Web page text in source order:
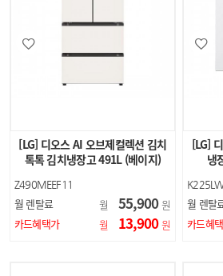
[LG] 디오스 AI 오브제컬렉션 김치
톡톡 김치냉장고 491L (베이지)
Z490MEEF11
월 렌탈료 월 55,900 원
카드혜택가
월 13,900 원
[LG]
냉
월 렌탈
카드혜